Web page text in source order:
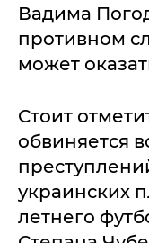
Вадима
противном
может
Стоит
обвиняется
украинских
летнего